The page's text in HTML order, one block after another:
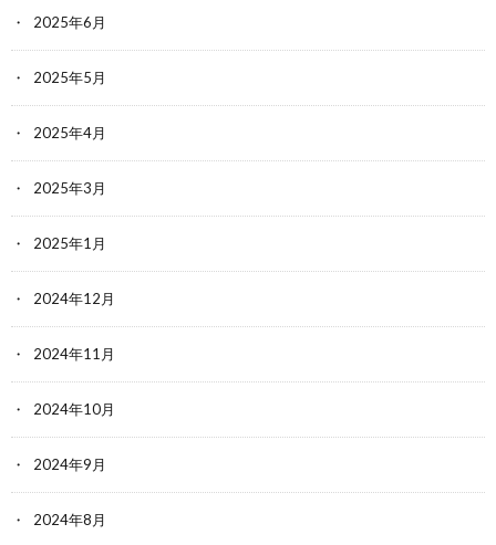
2025年6月
2025年5月
2025年4月
2025年3月
2025年1月
2024年12月
2024年11月
2024年10月
2024年9月
2024年8月